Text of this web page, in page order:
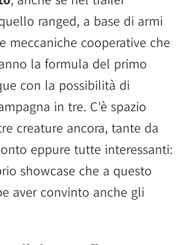
ranged, a base di armi
meccaniche cooperative che
la formula del primo
con la possibilità di
in tre. C'è spazio
creature ancora, tante da
eppure tutte interessanti:
showcase che a questo
aver convinto anche gli